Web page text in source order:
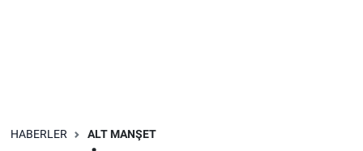
HABERLER ALT MANŞET